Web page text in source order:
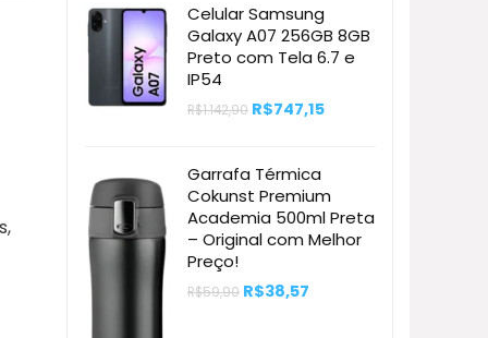
Celular Samsung
Galaxy A07 256GB 8GB
Preto com Tela 6.7 e
IP54
R$1.142,90 O
R$1.142,90.
R$747,15O
Garrafa Térmica
Cokunst Premium
Academia 500ml Preta
– Original com Melhor
Preço!
R$59,90 O
preço
R$38,57